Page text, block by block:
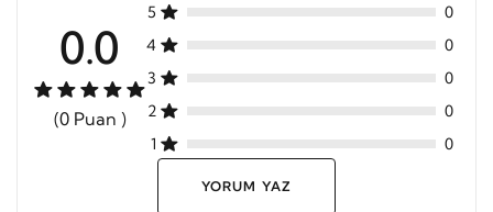
0.0
(0 Puan )
5
0
4
0
3
0
2
0
1
0
YORUM YAZ